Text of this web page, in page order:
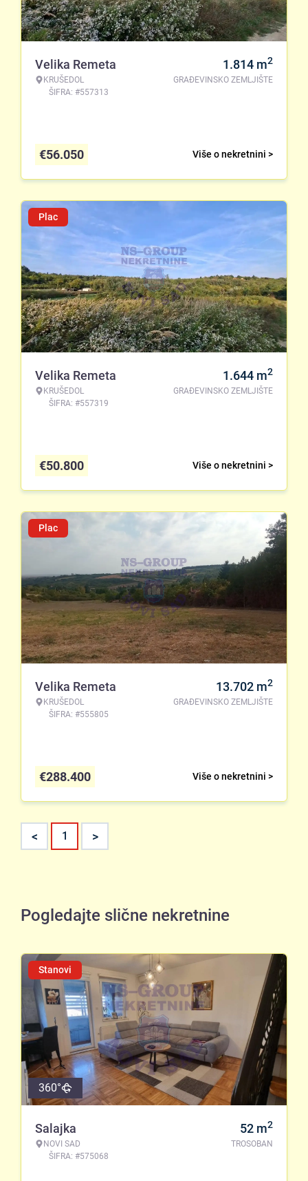
Velika Remeta
KRUŠEDOL
ŠIFRA: #557313
1.814 m2
GRAĐEVINSKO ZEMLJIŠTE
Više o nekretnini >
€56.050
Plac
Velika Remeta
KRUŠEDOL
ŠIFRA: #557319
1.644 m2
GRAĐEVINSKO ZEMLJIŠTE
Više o nekretnini >
€50.800
Plac
Velika Remeta
KRUŠEDOL
ŠIFRA: #555805
13.702 m2
GRAĐEVINSKO ZEMLJIŠTE
Više o nekretnini >
€288.400
< 1 >
Pogledajte slične nekretnine
Stanovi
360°
Salajka
NOVI SAD
ŠIFRA: #575068
52 m2
TROSOBAN